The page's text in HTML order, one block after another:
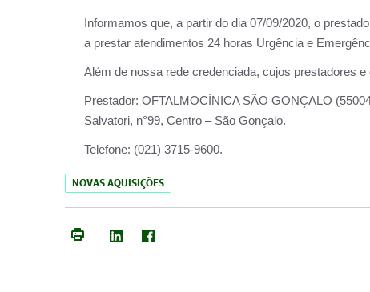
Informamos que, a partir do dia 07/09/2020, o
a prestar atendimentos 24 horas Urgência e
Além de nossa rede credenciada, cujos prestadores
Prestador: OFTALMOCÍNICA
Salvatori, n°99, Centro – São Gonçalo.
Telefone: (021) 3715-9600.
NOVAS AQUISIÇÕES